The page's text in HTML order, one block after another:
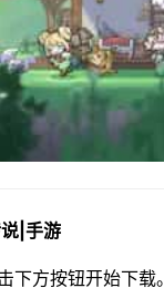
|手游
下方按钮开始下载。